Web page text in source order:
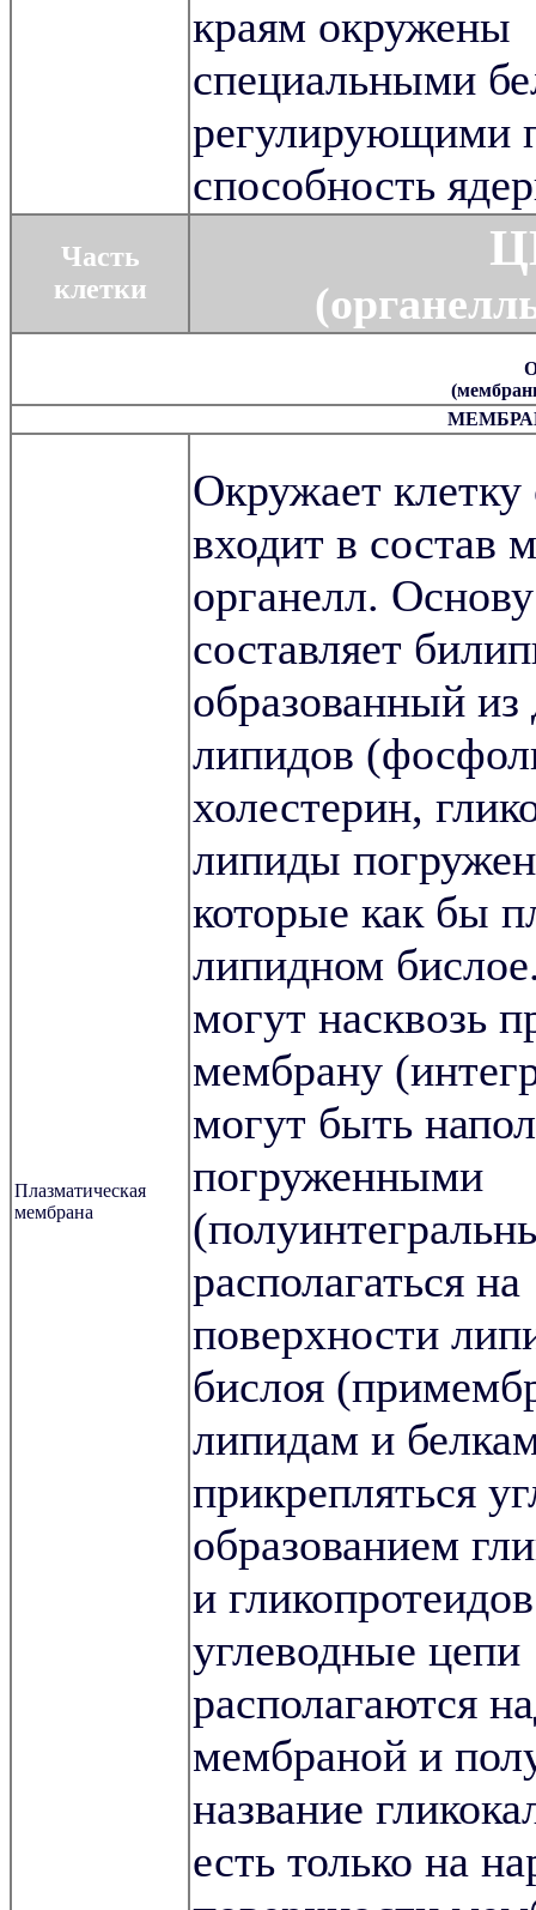
краям окружены
специальными
регулирующими
способность
Часть
клетки
Плазматическая
мембрана
Окружает
входит в состав
органелл.
составляет
образованный из
липидов
холестерин,
липиды
которые как бы
липидном
могут насквозь
мембрану
могут быть
погруженными
располагаться на
поверхности
бислоя
липидам и
прикрепляться
образованием
и
углеводные цепи
располагаются
мембраной и
название
есть только на